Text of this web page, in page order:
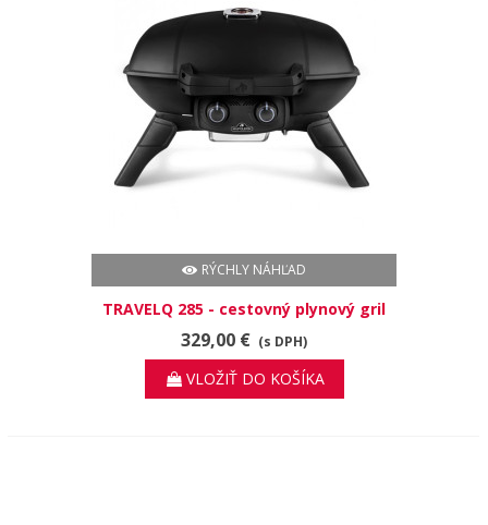
RÝCHLY NÁHĽAD
TRAVELQ 285 - cestovný plynový gril
329,00 € (s DPH)
VLOŽIŤ DO KOŠÍKA